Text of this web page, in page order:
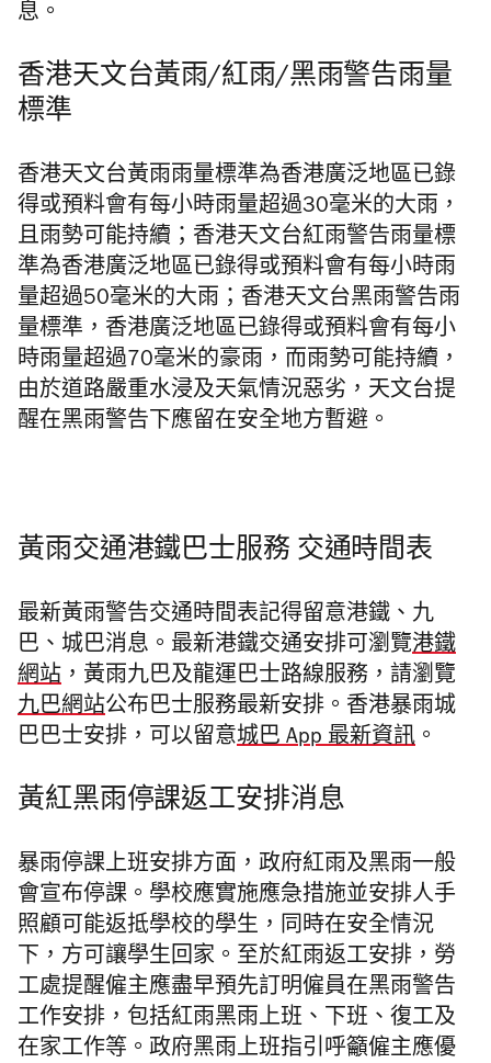
息。
香港天文台黃雨/紅雨/黑雨警告雨量
標準
香港天文台黃雨雨量標準為香港廣泛地區已錄
得或預料會有每小時雨量超過30毫米的大雨，
且雨勢可能持續；香港天文台紅雨警告雨量標
準為香港廣泛地區已錄得或預料會有每小時雨
量超過50毫米的大雨；香港天文台黑雨警告雨
量標準，香港廣泛地區已錄得或預料會有每小
時雨量超過70毫米的豪雨，而雨勢可能持續，
由於道路嚴重水浸及天氣情況惡劣，天文台提
醒在黑雨警告下應留在安全地方暫避。
黃雨交通港鐵巴士服務 交通時間表
最新黃雨警告交通時間表記得留意港鐵、九
巴、城巴消息。最新港鐵交通安排可瀏覽港鐵
網站 ，黃雨九巴及龍運巴士路線服務，請瀏覽
九巴網站公布 巴士服務最新安排。香港暴雨城
巴巴士安排，可以留意城巴 App 最新資訊 。
黃紅黑雨停課返工安排消息
暴雨停課上班安排方面，政府紅雨及黑雨一般
會宣布停課。學校應實施應急措施並安排人手
照顧可能返抵學校的學生，同時在安全情況
下，方可讓學生回家。至於紅雨返工安排，勞
工處提醒僱主應盡早預先訂明僱員在黑雨警告
工作安排，包括紅雨黑雨上班、下班、復工及
在家工作等。政府黑雨上班指引呼籲僱主應優